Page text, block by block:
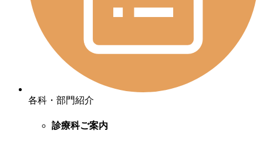
各科・部門紹介
診療科ご案内